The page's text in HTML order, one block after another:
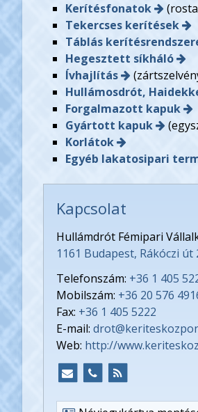
Kerítésfonatok
Tekercses kerítések
Táblás
Hegesztett síkháló
Ívhajlítás
Hullámosdrót,
Forgalmazott kapuk
Gyártott kapuk
Korlátok
Egyéb lakatosipari
Kapcsolat
Hullámdrót Fémipari
1161 Budapest, Rákóczi út
Telefonszám: +36 1 405
Mobilszám: +36 20 576
Fax: +36 1 405 5222
E-mail:
Web: http://